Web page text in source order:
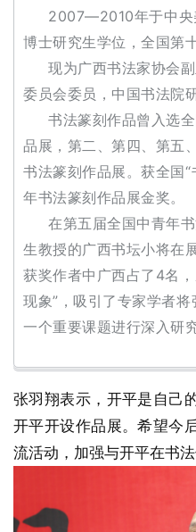
字
百
2007—2010年于中央
博士研究生学位，全国第
现为广西书法家协会
委员会委员，中国书法院
书法篆刻作品曾入选
品展，第二、第四、第五
书法篆刻作品展。获全国
年书法篆刻作品展金奖。
在第五届全国中青年
生教授的广西书坛小将在
获奖作者中广西占了4名
现象”，吸引了专家学者
一个重要课题进行深入研究
张羽翔表示，开平是自己
开平开设作品展。希望今
流活动，加强与开平在书